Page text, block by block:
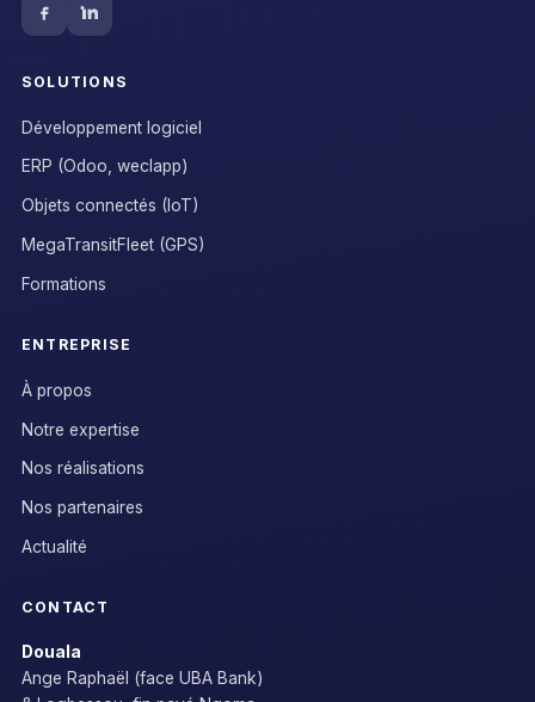
SOLUTIONS
Développement logiciel
ERP (Odoo, weclapp)
Objets connectés (IoT)
MegaTransitFleet (GPS)
Formations
ENTREPRISE
À propos
Notre expertise
Nos réalisations
Nos partenaires
Actualité
CONTACT
Douala
Ange Raphaël (face UBA Bank)